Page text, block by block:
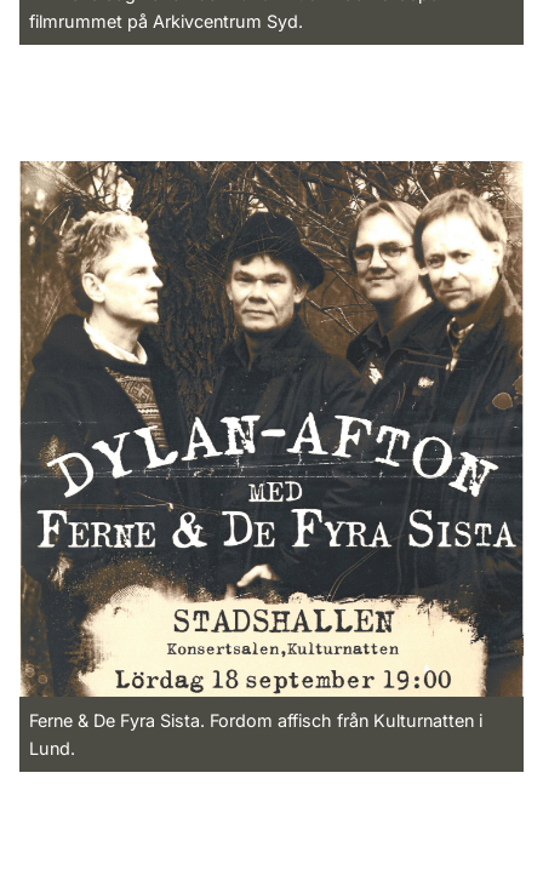
filmrummet på Arkivcentrum Syd.
Ferne & De Fyra Sista. Fordom affisch från Kulturnatten i
Lund.